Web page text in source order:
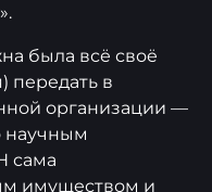
была всё своё
передать в
организации —
научным
сама
имуществом и